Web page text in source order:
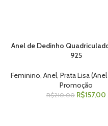
ADICIONAR AO CARRINHO
Anel de Dedinho
925
Feminino, Anel, Prata Lisa
Promoção
R$210,00 R$157,00